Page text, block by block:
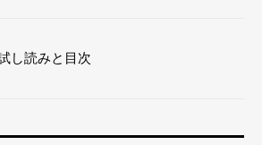
し読みと目次